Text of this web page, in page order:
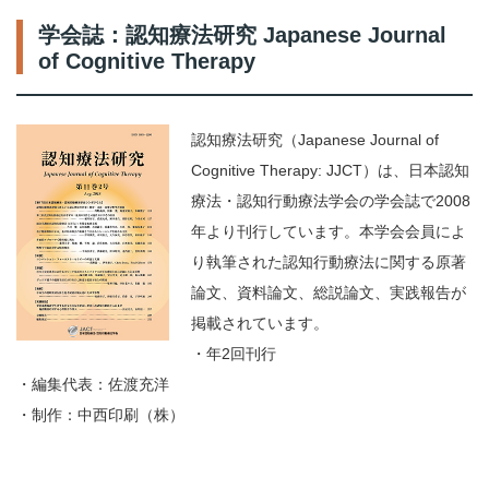
学会誌：認知療法研究 Japanese Journal
of Cognitive Therapy
認知療法研究（Japanese Journal of
Cognitive Therapy: JJCT）は、日本認知
療法・認知行動療法学会の学会誌で2008
年より刊行しています。本学会会員によ
り執筆された認知行動療法に関する原著
論文、資料論文、総説論文、実践報告が
掲載されています。
・年2回刊行
・編集代表：佐渡充洋
・制作：中西印刷（株）